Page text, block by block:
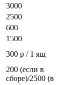
3000
2500
600
1500
300 р / 1 ящ
200 (если в
сборе)/2500 (в